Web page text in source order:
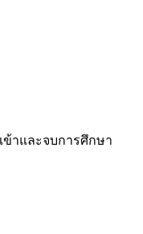
ข้าและจบการศึกษา